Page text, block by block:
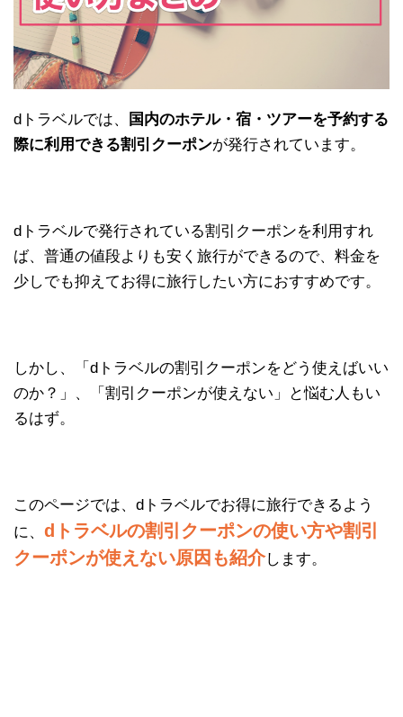
dトラベルでは、
国内のホテル・宿・ツアーを予約する
際に利用できる割引クーポンが発行されています。
dトラベルで発行されている割引クーポンを利用すれ
ば、普通の値段よりも安く旅行ができるので、料金を
少しでも抑えてお得に旅行したい方におすすめです。
しかし、「dトラベルの割引クーポンをどう使えばいい
のか？」、「割引クーポンが使えない」と悩む人もい
るはず。
このページでは、dトラベルでお得に旅行できるよう
に、 dトラベルの割引クーポンの使い方や割引
クーポンが使えない原因も紹介します。